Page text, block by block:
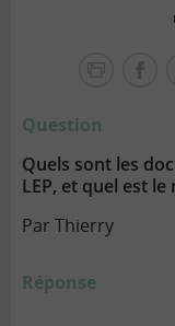
Question
Quels sont les
LEP, et quel est
Par Thierry
Réponse